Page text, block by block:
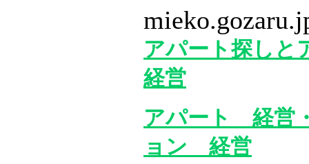
アパート探しと
経営
アパート 経営
ョン 経営